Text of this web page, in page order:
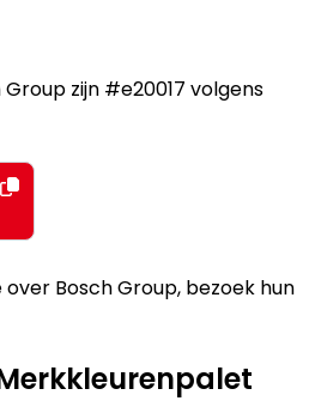
zijn #e20017 volgens
Bosch Group, bezoek hun